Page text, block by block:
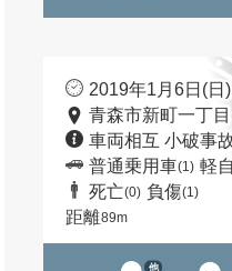
2019年1月6日(日
青森市新町一丁
車両相互 小破事
普通乗用車(1) 軽
死亡(0) 負傷(1)
距離89m
他